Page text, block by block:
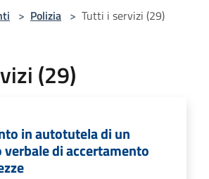
> Polizia > Tutti i servizi (29)
(29)
in autotutela di un
verbale di accertamento